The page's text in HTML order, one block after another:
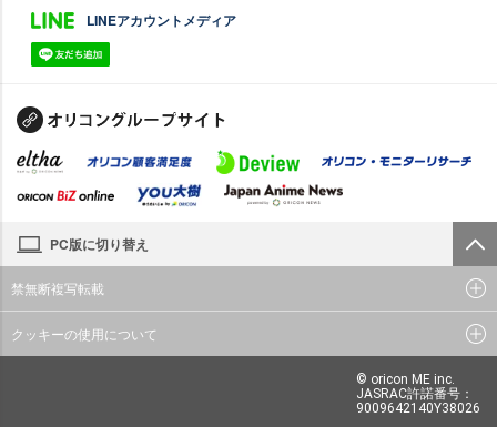
LINEアカウントメディア
PC版に切り替え
禁無断複写転載
クッキーの使用について
© oricon ME inc.
JASRAC許諾番号：
9009642140Y38026